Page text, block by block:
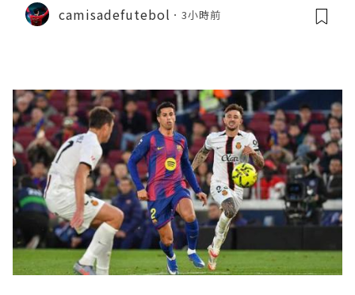
camisadefutebol 3小時前